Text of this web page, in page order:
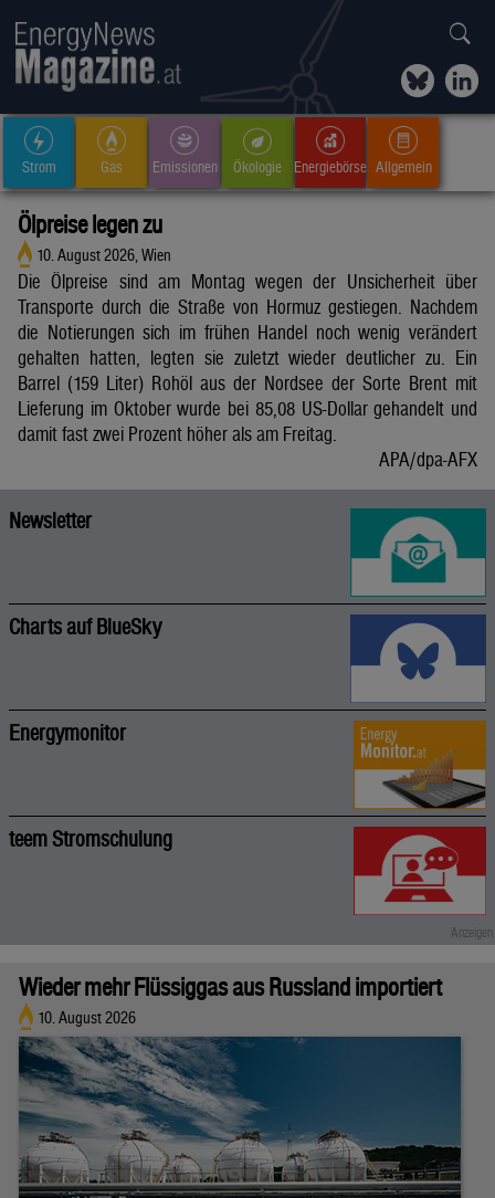
Strom Gas Emissionen Ökologie Energiebörse Allgemein
Ölpreise legen zu
10. August 2026, Wien
Die Ölpreise sind am Montag wegen der Unsicherheit über
Transporte durch die Straße von Hormuz gestiegen. Nachdem
die Notierungen sich im frühen Handel noch wenig verändert
gehalten hatten, legten sie zuletzt wieder deutlicher zu. Ein
Barrel (159 Liter) Rohöl aus der Nordsee der Sorte Brent mit
Lieferung im Oktober wurde bei 85,08 US-Dollar gehandelt und
damit fast zwei Prozent höher als am Freitag.
APA/dpa-AFX
Newsletter
Charts auf BlueSky
Energymonitor
teem Stromschulung
Wieder mehr Flüssiggas aus Russland importiert
10. August 2026